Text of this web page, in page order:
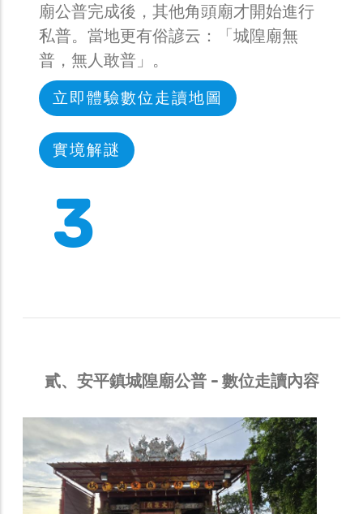
廟公普完成後，其他角頭廟才開始進行
私普。當地更有俗諺云：「城隍廟無
普，無人敢普」。
立即體驗數位走讀地圖
實境解謎
4
貳、安平鎮城隍廟公普 - 數位走讀內容
安平鎮城隍廟公普
02-1安平鎮城隍廟
創設於清乾隆年間，為臺灣水師協副將（民